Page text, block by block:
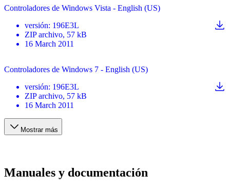
Controladores de Windows Vista - English (US)
versión: 196E3L
ZIP archivo, 57 kB
16 March 2011
Controladores de Windows 7 - English (US)
versión: 196E3L
ZIP archivo, 57 kB
16 March 2011
Mostrar más
Manuales y documentación